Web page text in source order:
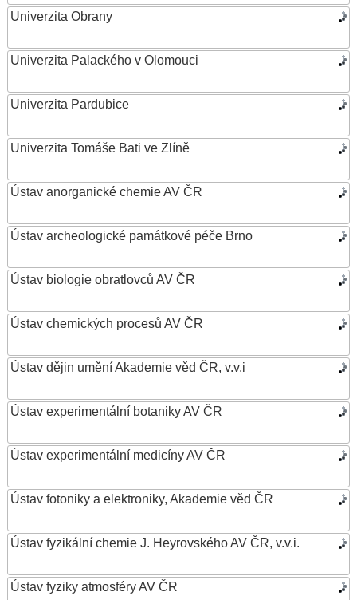
Univerzita Obrany
Univerzita Palackého v Olomouci
Univerzita Pardubice
Univerzita Tomáše Bati ve Zlíně
Ústav anorganické chemie AV ČR
Ústav archeologické památkové péče Brno
Ústav biologie obratlovců AV ČR
Ústav chemických procesů AV ČR
Ústav dějin umění Akademie věd ČR, v.v.i
Ústav experimentální botaniky AV ČR
Ústav experimentální medicíny AV ČR
Ústav fotoniky a elektroniky, Akademie věd ČR
Ústav fyzikální chemie J. Heyrovského AV ČR, v.v.i.
Ústav fyziky atmosféry AV ČR